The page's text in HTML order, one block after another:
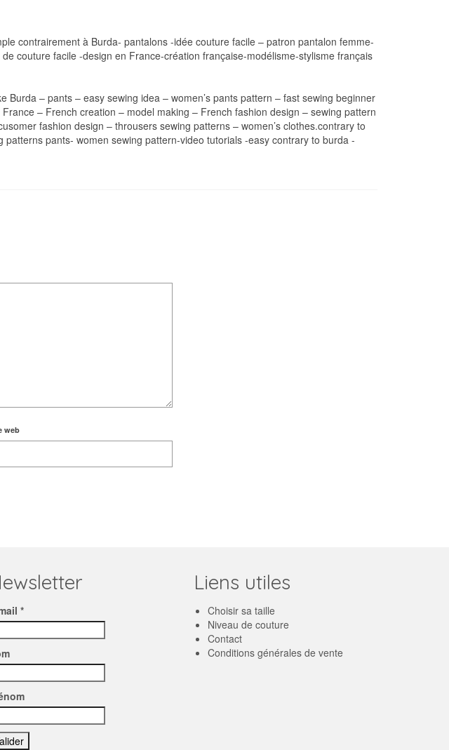
contrairement à Burda- pantalons -idée couture facile – patron pantalon femme-
couture facile -design en France-création française-modélisme-stylisme français
– pants – easy sewing idea – women’s pants pattern – fast sewing beginner
– French creation – model making – French fashion design – sewing pattern
fashion design – throusers sewing patterns – women’s clothes.contrary to
pants- women sewing pattern-video tutorials -easy contrary to burda -
web
*
Liens utiles
Choisir sa taille
Niveau de couture
Contact
Conditions générales de vente